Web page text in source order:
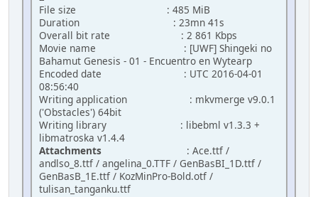
File size : 485 MiB
Duration : 23mn 41s
Overall bit rate : 2 861 Kbps
Movie name : [UWF] Shingeki no
Bahamut Genesis - 01 - Encuentro en Wytearp
Encoded date : UTC 2016-04-01
08:56:40
Writing application : mkvmerge v9.0.1
('Obstacles') 64bit
Writing library : libebml v1.3.3 +
libmatroska v1.4.4
Attachments
: Ace.ttf /
andlso_8.ttf / angelina_0.TTF / GenBasBI_1D.ttf /
GenBasB_1E.ttf / KozMinPro-Bold.otf /
tulisan_tanganku.ttf